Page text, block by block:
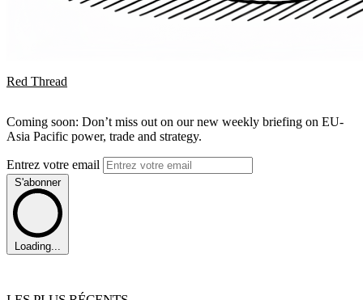
Red Thread
Coming soon: Don’t miss out on our new weekly briefing on EU-
Asia Pacific power, trade and strategy.
Entrez votre email
S'abonner
Loading...